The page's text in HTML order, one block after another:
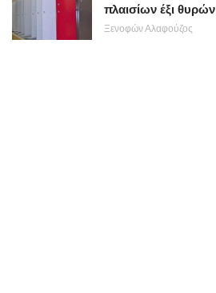
πλαισίων έξι θυρών
Ξενοφών Αλαφούζος